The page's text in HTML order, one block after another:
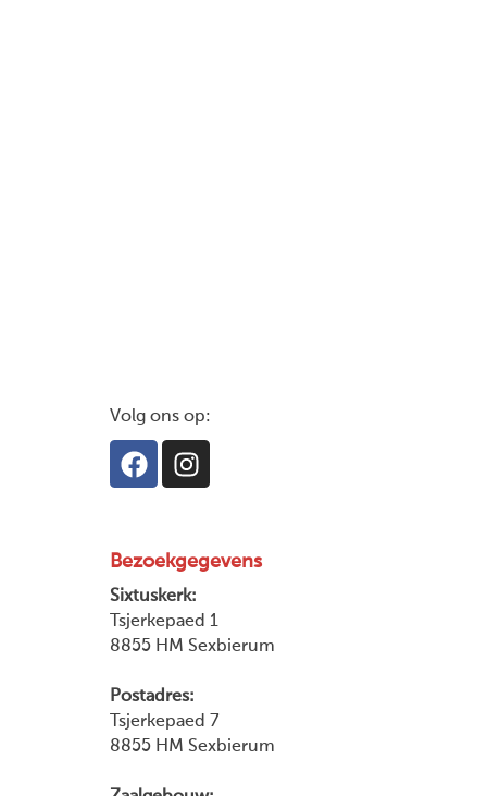
Volg ons op:
Bezoekgegevens
Sixtuskerk:
Tsjerkepaed 1
8855 HM Sexbierum
Postadres:
Tsjerkepaed 7
8855 HM Sexbierum